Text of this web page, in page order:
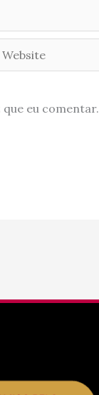
Website
eu comentar.